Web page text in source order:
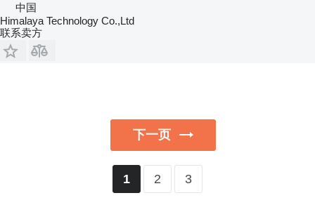
中国
Himalaya Technology Co.,Ltd
联系卖方
下一页
1 2 3